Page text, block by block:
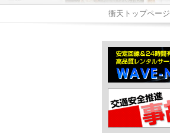
衝天トップページ